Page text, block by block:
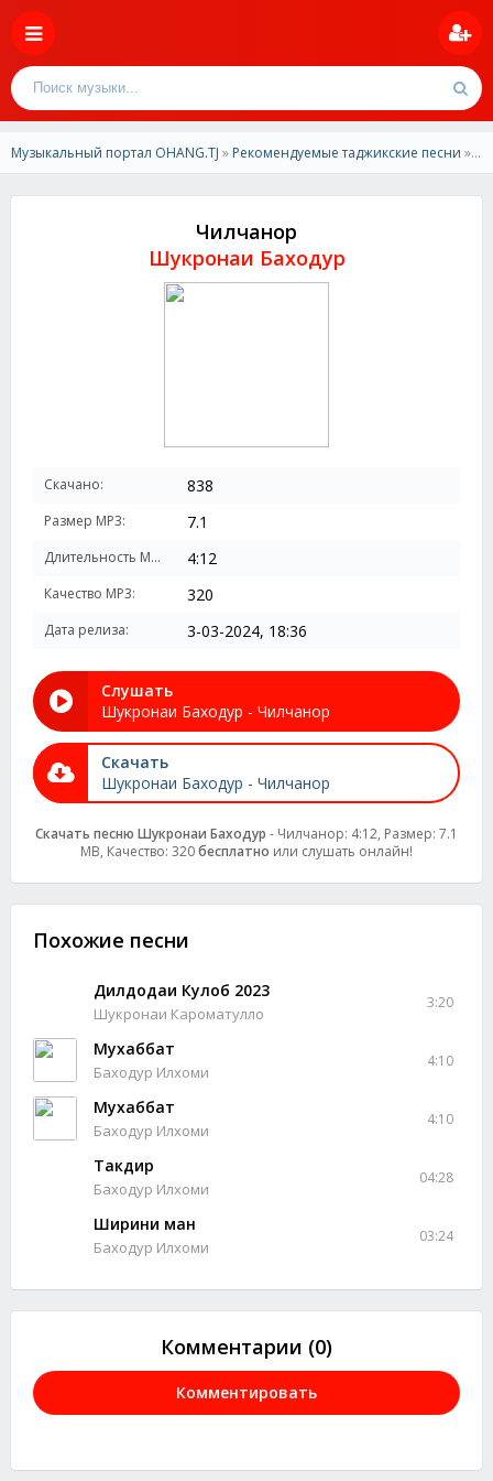
Музыкальный портал OHANG.TJ » Рекомендуемые таджикские песни » Шукронаи Баходур - Чилчанор
Чилчанор
Шукронаи Баходур
Скачано: 838
Размер MP3: 7.1
Длительность MP3: 4:12
Качество MP3: 320
Дата релиза: 3-03-2024, 18:36
Слушать
Шукронаи Баходур - Чилчанор
Скачать
Шукронаи Баходур - Чилчанор
Скачать песню Шукронаи Баходур - Чилчанор: 4:12, Размер: 7.1
MB, Качество: 320бесплатно или слушать онлайн!
Похожие песни
Дилдодаи Кулоб 2023
Шукронаи Кароматулло
3:20
Мухаббат
Баходур Илхоми
4:10
Мухаббат
Баходур Илхоми
4:10
Такдир
Баходур Илхоми
04:28
Ширини ман
Баходур Илхоми
03:24
Комментарии (0)
Комментировать